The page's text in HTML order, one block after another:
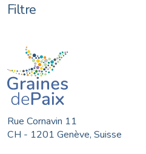
Filtre
Rue Cornavin 11
CH - 1201 Genève, Suisse